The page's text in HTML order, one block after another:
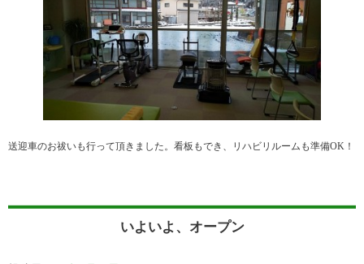
送迎車のお祓いも行って頂きました。看板もでき、リハビリルームも準備OK！
いよいよ、オープン